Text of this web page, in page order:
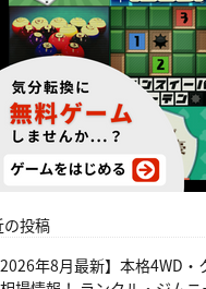
の投稿
2026年8月最新】本格4WD・